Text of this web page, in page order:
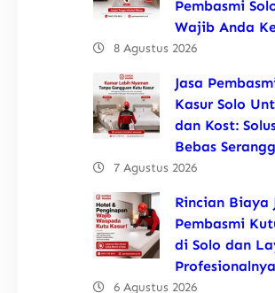
Pembasmi
Wajib Anda
8 Agustus 2026
Jasa
Kasur Solo
dan Kost:
Bebas
7 Agustus 2026
Rincian Biaya
Pembasmi
di Solo dan
Profesionalnya
6 Agustus 2026